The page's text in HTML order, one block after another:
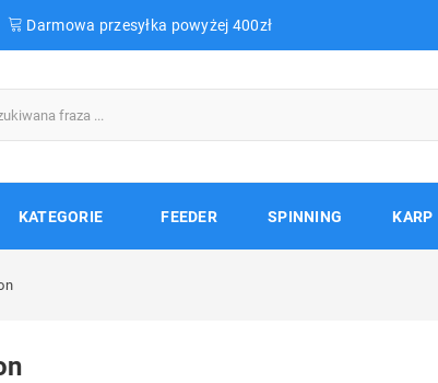
Darmowa przesyłka powyżej 400zł
KATEGORIE FEEDER SPINNING KARP